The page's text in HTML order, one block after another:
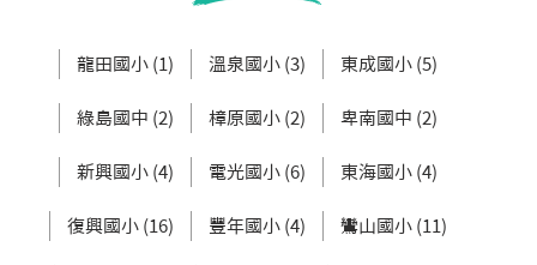
龍田國小 (1) 溫泉國小 (3) 東成國小 (5)
綠島國中 (2) 樟原國小 (2) 卑南國中 (2)
新興國小 (4) 電光國小 (6) 東海國小 (4)
復興國小 (16) 豐年國小 (4) 鸞山國小 (11)